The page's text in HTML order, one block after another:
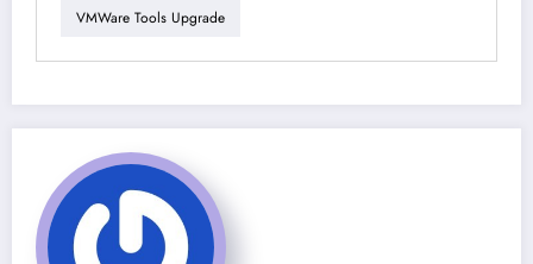
VMWare Tools Upgrade